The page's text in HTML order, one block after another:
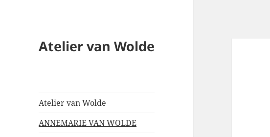
Atelier van Wolde
Atelier van Wolde
ANNEMARIE VAN WOLDE